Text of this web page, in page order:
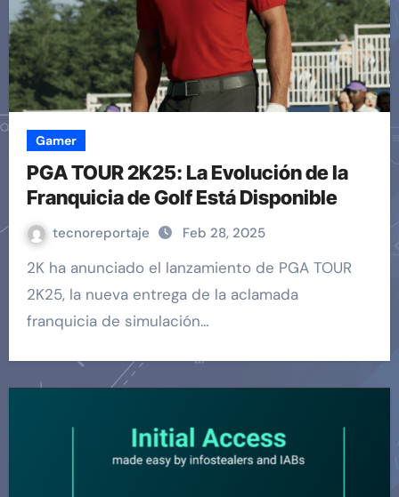
Gamer
PGA TOUR 2K25: La Evolución de la
Franquicia de Golf Está Disponible
tecnoreportaje Feb 28, 2025
2K ha anunciado el lanzamiento de PGA TOUR
2K25, la nueva entrega de la aclamada
franquicia de simulación…